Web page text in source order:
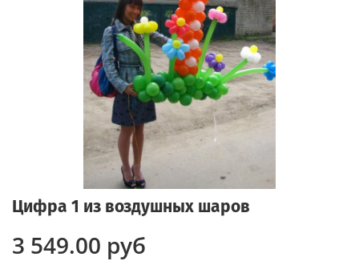
Цифра 1 из воздушных шаров
3 549.00 руб